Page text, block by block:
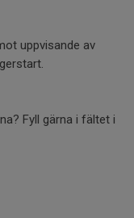
uppvisande av
Fyll gärna i fältet i